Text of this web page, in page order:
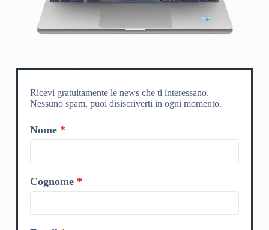
Ricevi gratuitamente le news che ti interessano.
Nessuno spam, puoi disiscriverti in ogni momento.
Nome
Cognome